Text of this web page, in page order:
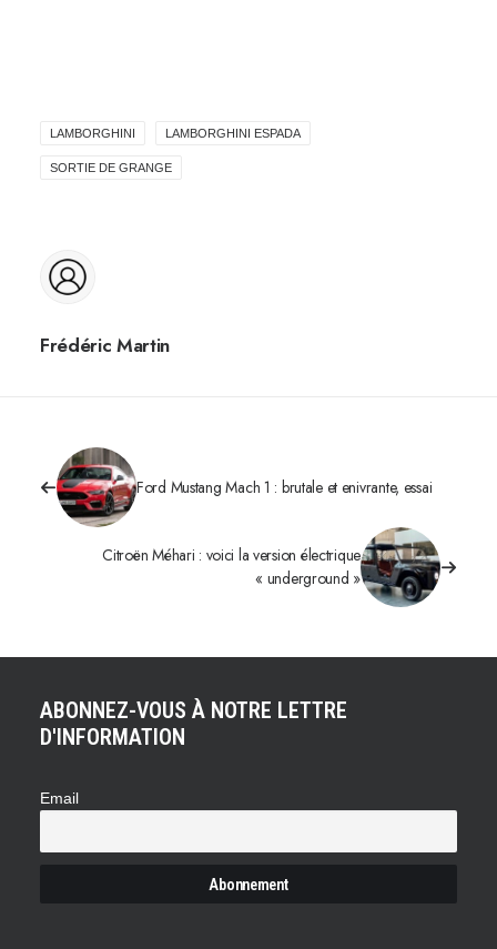
LAMBORGHINI LAMBORGHINI ESPADA
SORTIE DE GRANGE
Frédéric Martin
Ford Mustang Mach 1 : brutale et enivrante, essai
Citroën Méhari : voici la version électrique
« underground »
ABONNEZ-VOUS À NOTRE LETTRE
D'INFORMATION
Email